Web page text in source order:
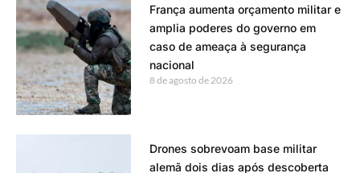
França aumenta orçamento militar e
amplia poderes do governo em
caso de ameaça à segurança
nacional
8 de agosto de 2026
Drones sobrevoam base militar
alemã dois dias após descoberta